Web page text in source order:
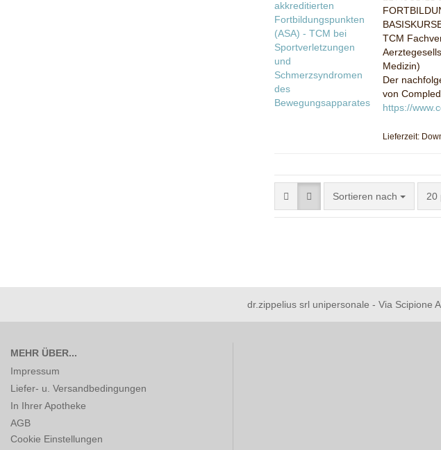
TCM
Medizin)
Der
von
https://
Lieferzeit:
Sortieren nach
Sortieren nach 20
dr.zippelius srl unipersonale - Via Scipione
MEHR ÜBER...
Impressum
Liefer- u. Versandbedingungen
In Ihrer Apotheke
AGB
Cookie Einstellungen